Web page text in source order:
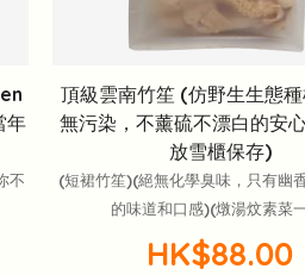
年
不
頂級雲南竹笙 (仿野生生態
無污染，不薰硫不漂白的安
放雪櫃保存)
(短裙竹笙)(絕無化學臭味，只有幽
的味道和口感)(燉湯炆素菜
HK$88.00